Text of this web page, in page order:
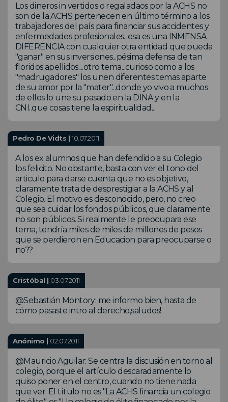
Los dineros in vertidos o regaladaos por la ACHS no
son de la ACHS pertenecen en último término a los
trabajadores del país para financiar sus accidentes y
enfermedades profesionales...esa es una INMENSA
DIFERENCIA con cualquier otra entidad que pueda
"ganar" en sus inversiones...pésima defensa de tan
floridos apellidos....otro tema...curioso como a los
"madrugadores" los unen diferentes temas aparte
de su amor por la "mater"...donde yo vivo a muchos
de ellos lo une su pasado en la DINA y en la
CNI..que cosas tiene la espiritualidad...
Pedro De Vidts |10.07.2011
A los ex alumnos que han defendido a su Colegio
los felicito. No obstante, basta con ver el tono del
articulo para darse cuenta que no es objetivo,
claramente trata de desprestigiar a la ACHS y al
Colegio. El motivo es desconocido, pero, no creo
que sea cuidar los fondos públicos, que claramente
no son públicos. Si realmente le preocupara ese
tema, tendría miles de miles de millones de pesos
que se perdieron en Educacion para preocuparse o
no??
Cristóbal | 03.07.2011
@Sebastián Montory: me informo bien, hasta de
cómo pasaste intro al derecho,saludos!
Anónimo | 02.07.2011
@Mauricio Aguilar: Se centra la discusión en torno al
colegio, porque el artículo descaradamente lo
quiso poner en el centro, cuando no tiene nada
que ver. El título no es "La ACHS financia un colegio